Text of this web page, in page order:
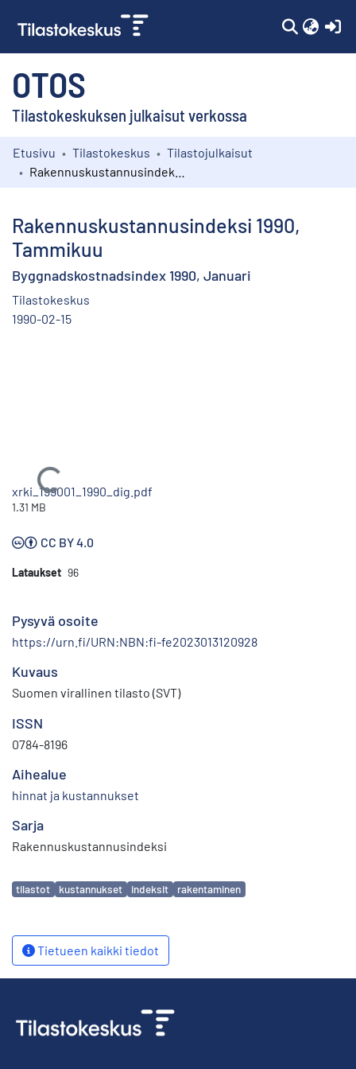
OTOS
Tilastokeskuksen julkaisut verkossa
Kokoelmat
Etusivu Tilastokeskus
Tilastojulkaisut
Rakennuskustannusindeksi 1990,
Tammikuu
Byggnadskostnadsindex 1990, Januari
Tilastokeskus
1990-02-15
Ladataan...
xrki_199001_1990_dig.pdf
1.31 MB
CC BY 4.0
Lataukset 96
Pysyvä osoite
https://urn.fi/URN:NBN:fi-fe2023013120928
Kuvaus
Suomen virallinen tilasto (SVT)
ISSN
0784-8196
Aihealue
hinnat ja kustannukset
Sarja
Rakennuskustannusindeksi
Avainsanat
tilastot kustannukset indeksit rakentaminen
Tietueen kaikki tiedot